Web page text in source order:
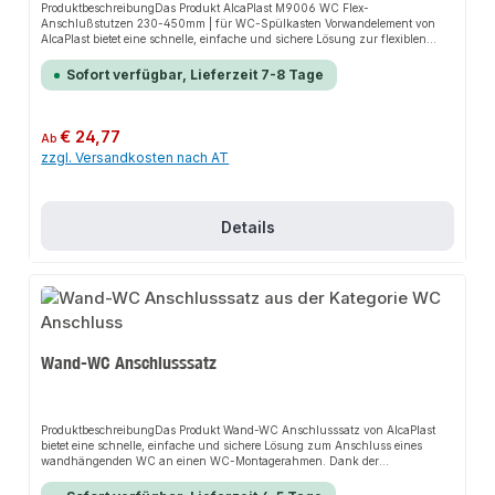
ProduktbeschreibungDas Produkt AlcaPlast M9006 WC Flex-
Anschlußstutzen 230-450mm | für WC-Spülkasten Vorwandelement von
AlcaPlast bietet eine schnelle, einfache und sichere Lösung zur flexiblen
perfekten Halt und passt sich flexibel an verschiedene Installationsbereiche
an. Das robuste Design und die einfache Montage machen dieses Produkt zu
von 230-450mmRobuste KonstruktionEinfache
MontageAnwendungsbereicheVerbindung von WC-Spülkästen in
BadezimmernVerwendung in privaten und gewerblichen
sowie weitere Produkte für den Anschluss.
Sofort verfügbar, Lieferzeit 7-8 Tage
Regulärer Preis:
Ab€ 24,77
zzgl. Versandkosten nach AT
Details
Wand-WC Anschlusssatz
ProduktbeschreibungDas Produkt Wand-WC Anschlusssatz von AlcaPlast
bietet eine schnelle, einfache und sichere Lösung zum Anschluss eines
wandhängenden WC an einen WC-Montagerahmen. Dank der
zuverlässige Verbindung und passt sich flexibel an verschiedene